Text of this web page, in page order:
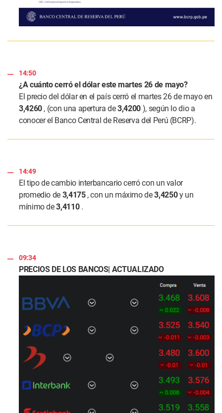
14:50
¿A cuánto cerró el dólar este martes 26 de mayo?
El precio del dólar en el país cerró el martes 26 de mayo en
3,4260, (con una apertura de3,4200 ), según lo dio a
conocer el Banco Central de Reserva del Perú (BCRP).
14:49
El tipo de cambio interbancario cerró con un valor
promedio de 3,4175, con un máximo de3,4250y un
mínimo de3,4110.
09:34
PRECIOS DE LOS BANCOS| ACTUALIZADO